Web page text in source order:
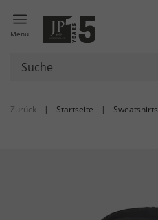
Menü
Zurück | Startseite | Sweatshirts